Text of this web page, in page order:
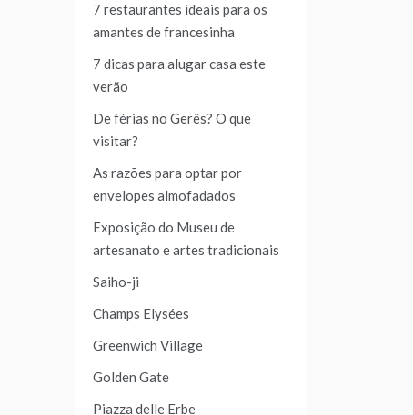
7 restaurantes ideais para os
amantes de francesinha
7 dicas para alugar casa este
verão
De férias no Gerês? O que
visitar?
As razões para optar por
envelopes almofadados
Exposição do Museu de
artesanato e artes tradicionais
Saiho-ji
Champs Elysées
Greenwich Village
Golden Gate
Piazza delle Erbe